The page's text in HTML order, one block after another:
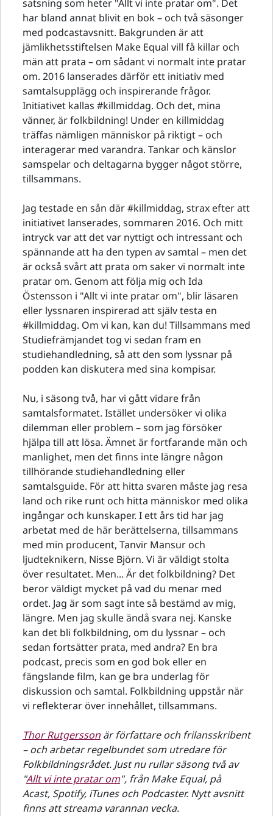
satsning som heter "Allt vi inte pratar om". Det
har bland annat blivit en bok – och två säsonger
med podcastavsnitt. Bakgrunden är att
jämlikhetsstiftelsen Make Equal vill få killar och
män att prata – om sådant vi normalt inte pratar
om. 2016 lanserades därför ett initiativ med
samtalsupplägg och inspirerande frågor.
Initiativet kallas #killmiddag. Och det, mina
vänner, är folkbildning! Under en killmiddag
träffas nämligen människor på riktigt – och
interagerar med varandra. Tankar och känslor
samspelar och deltagarna bygger något större,
tillsammans.
Jag testade en sån där #killmiddag, strax efter att
initiativet lanserades, sommaren 2016. Och mitt
intryck var att det var nyttigt och intressant och
spännande att ha den typen av samtal – men det
är också svårt att prata om saker vi normalt inte
pratar om. Genom att följa mig och Ida
Östensson i "Allt vi inte pratar om", blir läsaren
eller lyssnaren inspirerad att själv testa en
#killmiddag. Om vi kan, kan du! Tillsammans med
Studiefrämjandet tog vi sedan fram en
studiehandledning, så att den som lyssnar på
podden kan diskutera med sina kompisar.
Nu, i säsong två, har vi gått vidare från
samtalsformatet. Istället undersöker vi olika
dilemman eller problem – som jag försöker
hjälpa till att lösa. Ämnet är fortfarande män och
manlighet, men det finns inte längre någon
tillhörande studiehandledning eller
samtalsguide. För att hitta svaren måste jag resa
land och rike runt och hitta människor med olika
ingångar och kunskaper. I ett års tid har jag
arbetat med de här berättelserna, tillsammans
med min producent, Tanvir Mansur och
ljudteknikern, Nisse Björn. Vi är väldigt stolta
över resultatet. Men... Är det folkbildning? Det
beror väldigt mycket på vad du menar med
ordet. Jag är som sagt inte så bestämd av mig,
längre. Men jag skulle ändå svara nej. Kanske
kan det bli folkbildning, om du lyssnar – och
sedan fortsätter prata, med andra? En bra
podcast, precis som en god bok eller en
fängslande film, kan ge bra underlag för
diskussion och samtal. Folkbildning uppstår när
vi reflekterar över innehållet, tillsammans.
Thor Rutgerssonär författare och frilansskribent
– och arbetar regelbundet som utredare för
Folkbildningsrådet. Just nu rullar säsong två av
"Allt vi inte pratar om", från Make Equal, på
Acast, Spotify, iTunes och Podcaster. Nytt avsnitt
finns att streama varannan vecka.